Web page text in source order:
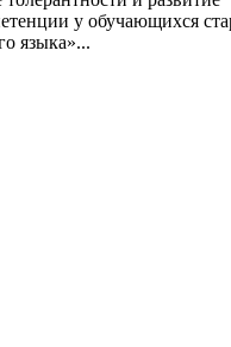
у обучающихся
языка»...